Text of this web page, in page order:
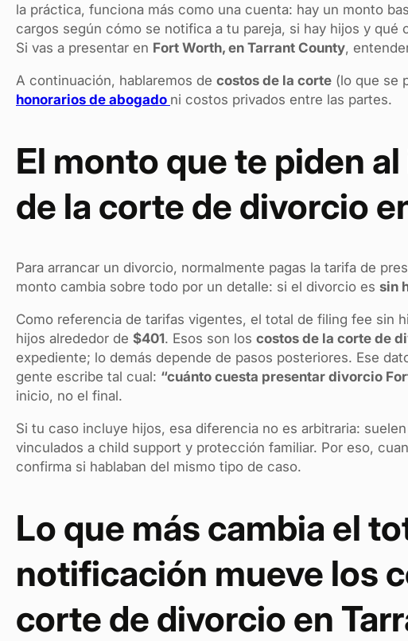
la práctica, funciona más como una cuenta: hay un monto
cargos según cómo se notifica a tu pareja, si hay hijos y
Si vas a presentar en Fort Worth, en Tarrant County,
A continuación, hablaremos de costos de la corte (lo que se
honorarios de abogado ni costos privados entre las partes.
El monto que te piden
de la corte de divorcio
Para arrancar un divorcio, normalmente pagas la tarifa de
monto cambia sobre todo por un detalle: si el divorcio es sin
Como referencia de tarifas vigentes, el total de filing fee sin
hijos alrededor de $401. Esos son los costos de la corte de
expediente; lo demás depende de pasos posteriores. Ese
gente escribe tal cual: “cuánto cuesta presentar divorcio
inicio, no el final.
Si tu caso incluye hijos, esa diferencia no es arbitraria:
vinculados a child support y protección familiar. Por eso,
confirma si hablaban del mismo tipo de caso.
Lo que más cambia el
notificación mueve los
corte de divorcio en